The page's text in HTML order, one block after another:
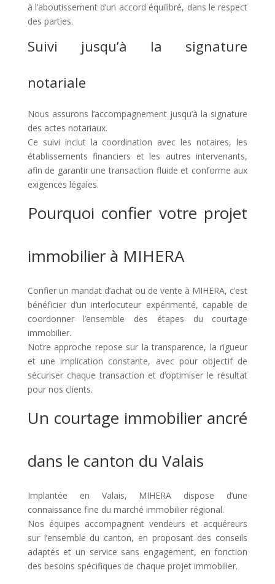
à l’aboutissement d’un accord équilibré, dans le respect
des parties.
Suivi jusqu’à la signature
notariale
Nous assurons l’accompagnement jusqu’à la signature
des actes notariaux.
Ce suivi inclut la coordination avec les notaires, les
établissements financiers et les autres intervenants,
afin de garantir une transaction fluide et conforme aux
exigences légales.
Pourquoi confier votre projet
immobilier à MIHERA
Confier un mandat d’achat ou de vente à MIHERA, c’est
bénéficier d’un interlocuteur expérimenté, capable de
coordonner l’ensemble des étapes du courtage
immobilier.
Notre approche repose sur la transparence, la rigueur
et une implication constante, avec pour objectif de
sécuriser chaque transaction et d’optimiser le résultat
pour nos clients.
Un courtage immobilier ancré
dans le canton du Valais
Implantée en Valais, MIHERA dispose d’une
connaissance fine du marché immobilier régional.
Nos équipes accompagnent vendeurs et acquéreurs
sur l’ensemble du canton, en proposant des conseils
adaptés et un service sans engagement, en fonction
des besoins spécifiques de chaque projet immobilier.